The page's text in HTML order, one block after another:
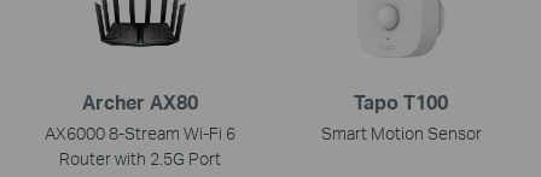
Archer AX80
AX6000 8-Stream Wi-Fi 6
Router with 2.5G Port
Tapo T100
Smart Motion Sensor